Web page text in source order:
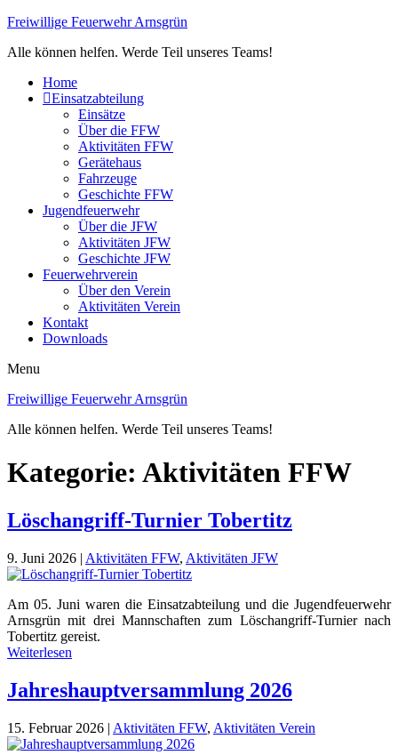
Freiwillige Feuerwehr Arnsgrün
Alle können helfen. Werde Teil unseres Teams!
Home
Einsatzabteilung
Einsätze
Über die FFW
Aktivitäten FFW
Gerätehaus
Fahrzeuge
Geschichte FFW
Jugendfeuerwehr
Über die JFW
Aktivitäten JFW
Geschichte JFW
Feuerwehrverein
Über den Verein
Aktivitäten Verein
Kontakt
Downloads
Menu
Freiwillige Feuerwehr Arnsgrün
Alle können helfen. Werde Teil unseres Teams!
Kategorie: Aktivitäten FFW
Löschangriff-Turnier Tobertitz
9. Juni 2026 | Aktivitäten FFW, Aktivitäten JFW
Am 05. Juni waren die Einsatzabteilung und die Jugendfeuerwehr
Arnsgrün mit drei Mannschaften zum Löschangriff-Turnier nach
Tobertitz gereist.
Weiterlesen
Jahreshauptversammlung 2026
15. Februar 2026 | Aktivitäten FFW, Aktivitäten Verein